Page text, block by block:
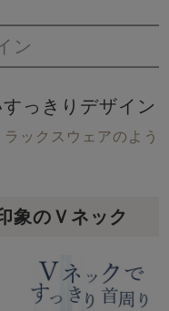
ン
っきりデザイン
ックスウェアのよう
象のＶネック